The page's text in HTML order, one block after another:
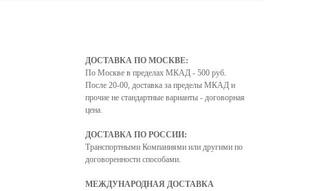
ДОСТАВКА ПО МОСКВЕ:
По Москве в пределах МКАД - 500 руб.
После 20-00, доставка за пределы МКАД и
прочие не стандартные варианты - договорная
цена.
ДОСТАВКА ПО РОССИИ:
Транспортными Компаниями или другими по
договоренности способами.
МЕЖДУНАРОДНАЯ ДОСТАВКА